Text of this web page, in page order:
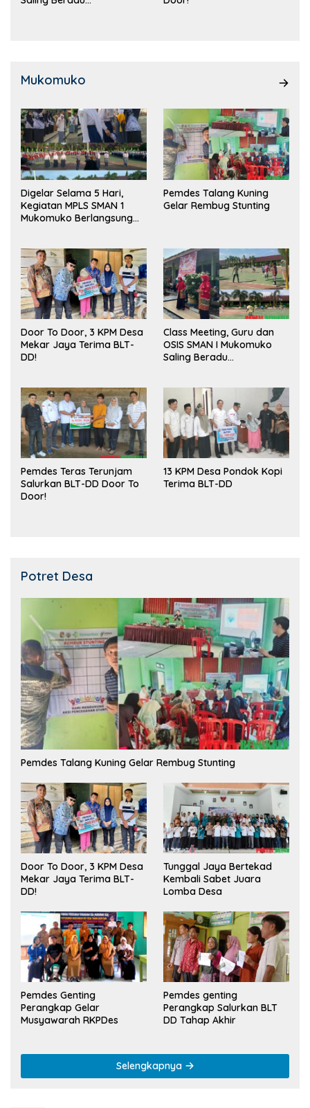
Mukomuko
Digelar Selama 5 Hari,
Kegiatan MPLS SMAN 1
Mukomuko Berlangsung
Pemdes Talang Kuning
Gelar Rembug Stunting
Door To Door, 3 KPM Desa
Mekar Jaya Terima BLT-
DD!
Class Meeting, Guru dan
OSIS SMAN I Mukomuko
Saling Beradu
Pemdes Teras Terunjam
Salurkan BLT-DD Door To
Door!
13 KPM Desa Pondok Kopi
Terima BLT-DD
Potret Desa
Pemdes Talang Kuning Gelar Rembug Stunting
Door To Door, 3 KPM Desa
Mekar Jaya Terima BLT-
DD!
Tunggal Jaya Bertekad
Kembali Sabet Juara
Lomba Desa
Pemdes Genting
Perangkap Gelar
Musyawarah RKPDes
Pemdes genting
Perangkap Salurkan BLT
DD Tahap Akhir
Selengkapnya